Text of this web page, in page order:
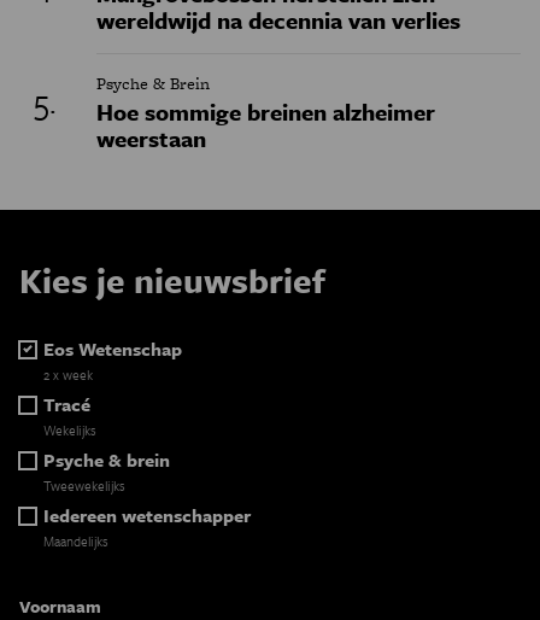
wereldwijd na decennia van verlies
Psyche & Brein
Hoe sommige breinen alzheimer
weerstaan
Kies je nieuwsbrief
Eos Wetenschap
2 x week
Tracé
Wekelijks
Psyche & brein
Tweewekelijks
Iedereen wetenschapper
Maandelijks
Voornaam